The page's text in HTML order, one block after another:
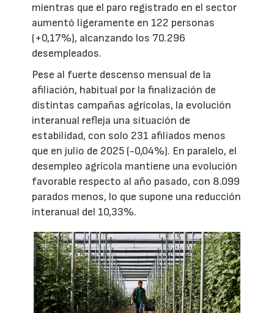
mientras que el paro registrado en el sector
aumentó ligeramente en 122 personas
(+0,17%), alcanzando los 70.296
desempleados.
Pese al fuerte descenso mensual de la
afiliación, habitual por la finalización de
distintas campañas agrícolas, la evolución
interanual refleja una situación de
estabilidad, con solo 231 afiliados menos
que en julio de 2025 (-0,04%). En paralelo, el
desempleo agrícola mantiene una evolución
favorable respecto al año pasado, con 8.099
parados menos, lo que supone una reducción
interanual del 10,33%.